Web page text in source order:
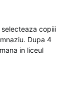
selecteaza copiii
Dupa 4
in liceul